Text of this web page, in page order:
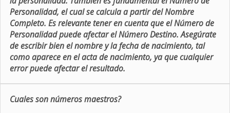
Personalidad, el cual se calcula a partir del Nombre
Completo. Es relevante tener en cuenta que el Número de
Personalidad puede afectar el Número Destino. Asegúrate
de escribir bien el nombre y la fecha de nacimiento, tal
como aparece en el acta de nacimiento, ya que cualquier
error puede afectar el resultado.
Cuales son números maestros?